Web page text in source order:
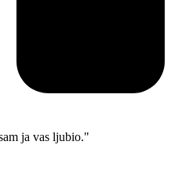
ja vas ljubio."